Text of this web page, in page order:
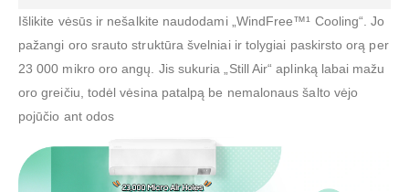
Išlikite vėsūs ir nešalkite naudodami „WindFree™¹ Cooling“. Jo
pažangi oro srauto struktūra švelniai ir tolygiai paskirsto orą per
23 000 mikro oro angų. Jis sukuria „Still Air“ aplinką labai mažu
oro greičiu, todėl vėsina patalpą be nemalonaus šalto vėjo
pojūčio ant odos